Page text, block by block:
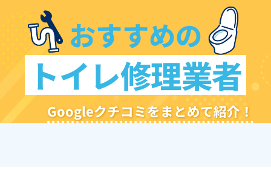
おすすめの
トイレ修理業者
Googleクチコミをまとめて紹介！